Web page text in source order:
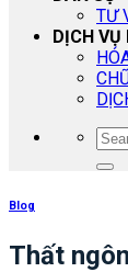
TƯ
DỊCH VỤ
Blog
Thất